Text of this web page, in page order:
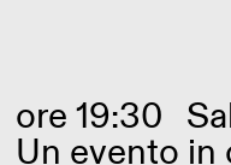
ore 19:30
Un evento in